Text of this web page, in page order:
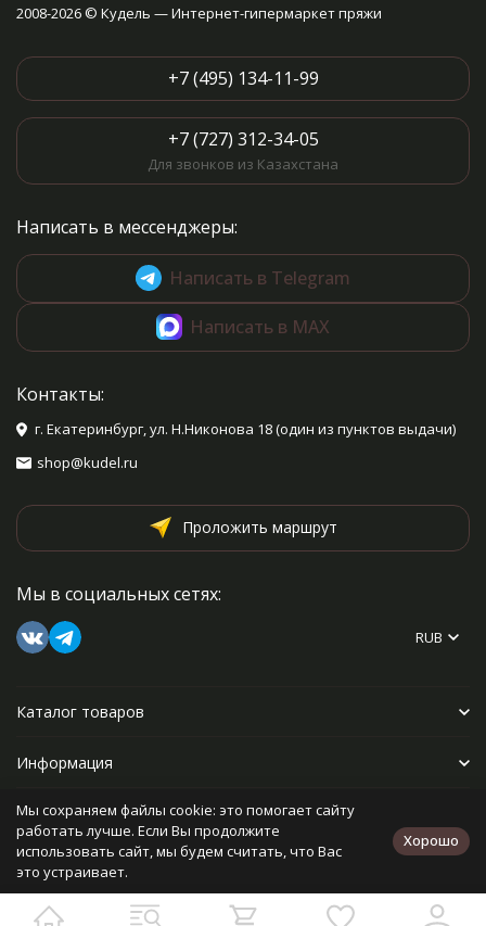
2008-2026 © Кудель — Интернет-гипермаркет пряжи
+7 (495) 134-11-99
+7 (727) 312-34-05
Для звонков из Казахстана
Написать в мессенджеры:
Написать в Telegram
Написать в MAX
Контакты:
г. Екатеринбург, ул. Н.Никонова 18 (один из пунктов выдачи)
shop@kudel.ru
Проложить маршрут
Мы в социальных сетях:
RUB
Каталог товаров
Информация
Прочее
Политика персональных данных
Разработано в
bodysite.ru
Мы сохраняем файлы cookie: это помогает сайту
работать лучше. Если Вы продолжите
использовать сайт, мы будем считать, что Вас
это устраивает.
Хорошо